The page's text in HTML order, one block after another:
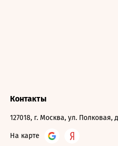
Контакты
127018, г. Москва, ул. Полковая,
На карте